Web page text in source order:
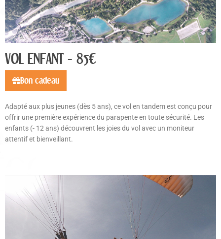
VOL ENFANT - 85€
Bon cadeau
Adapté aux plus jeunes (dès 5 ans), ce vol en tandem est conçu pour
offrir une première expérience du parapente en toute sécurité. Les
enfants (- 12 ans) découvrent les joies du vol avec un moniteur
attentif et bienveillant.